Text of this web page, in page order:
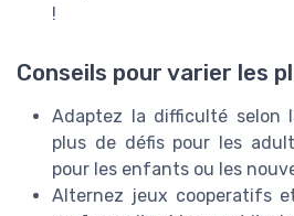
!
Conseils pour varier les
Adaptez la difficulté selon
plus de défis pour les
pour les enfants ou les
Alternez jeux cooperatifs